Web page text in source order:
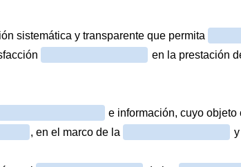
sistemática y transparente que permita
en la prestación
e información, cuyo objeto
, en el marco de la